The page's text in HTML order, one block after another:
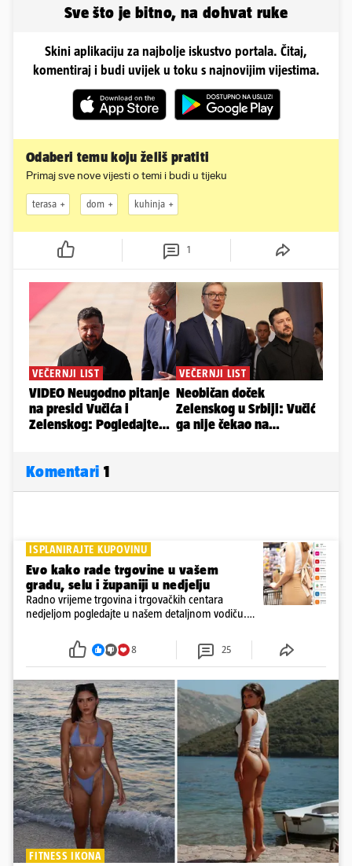
Sve što je bitno, na dohvat ruke
Skini aplikaciju za najbolje iskustvo portala. Čitaj,
komentiraj i budi uvijek u toku s najnovijim vijestima.
Odaberi temu koju želiš pratiti
Primaj sve nove vijesti o temi i budi u tijeku
terasa dom kuhinja
1
Komentari 1
ISPLANIRAJTE KUPOVINU
Evo kako rade trgovine u vašem
gradu, selu i županiji u nedjelju
Radno vrijeme trgovina i trgovačkih centara
nedjeljom pogledajte u našem detaljnom vodiču.
i šoping centri sami biraju koje će to nedjelje biti
8 25
FITNESS IKONA